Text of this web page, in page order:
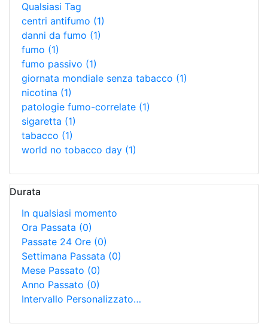
Qualsiasi Tag
centri antifumo (1)
danni da fumo (1)
fumo (1)
fumo passivo (1)
giornata mondiale senza tabacco (1)
nicotina (1)
patologie fumo-correlate (1)
sigaretta (1)
tabacco (1)
world no tobacco day (1)
Durata
In qualsiasi momento
Ora Passata (0)
Passate 24 Ore (0)
Settimana Passata (0)
Mese Passato (0)
Anno Passato (0)
Intervallo Personalizzato…